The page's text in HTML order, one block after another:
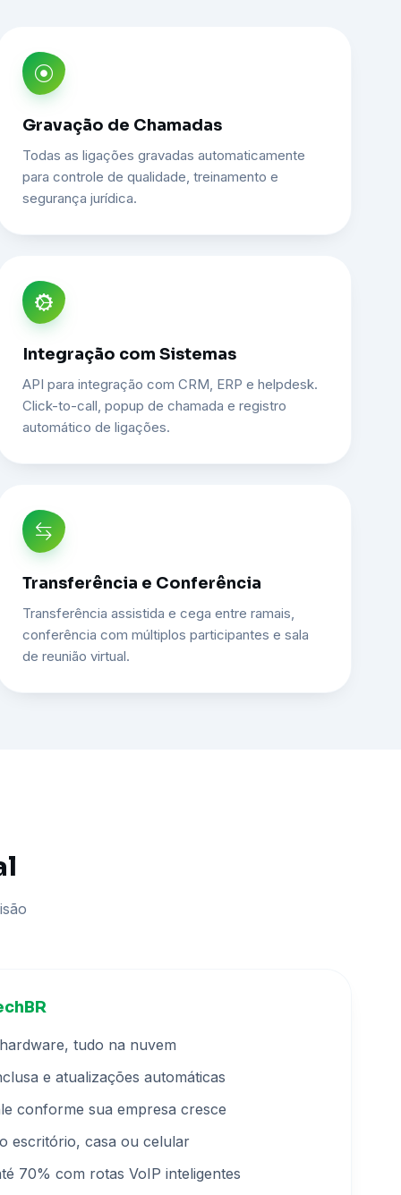
Gravação de Chamadas
Todas as ligações gravadas automaticamente
para controle de qualidade, treinamento e
segurança jurídica.
Integração com Sistemas
API para integração com CRM, ERP e helpdesk.
Click-to-call, popup de chamada e registro
automático de ligações.
Transferência e Conferência
Transferência assistida e cega entre ramais,
conferência com múltiplos participantes e sala
de reunião virtual.
tudo na nuvem
e atualizações automáticas
conforme sua empresa cresce
escritório, casa ou celular
70% com rotas VoIP inteligentes